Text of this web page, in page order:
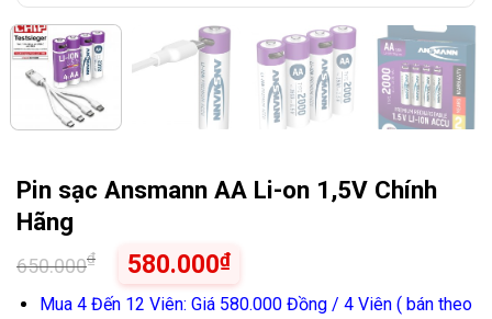
Pin sạc Ansmann AA Li-on 1,5V Chính
Hãng
650.000₫ 580.000₫
Mua 4 Đến 12 Viên: Giá 580.000 Đồng / 4 Viên ( bán theo